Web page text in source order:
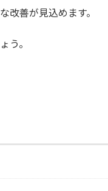
改善が見込めます。
う。